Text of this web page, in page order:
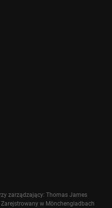
zarządzający: Thomas James
w Mönchengladbach